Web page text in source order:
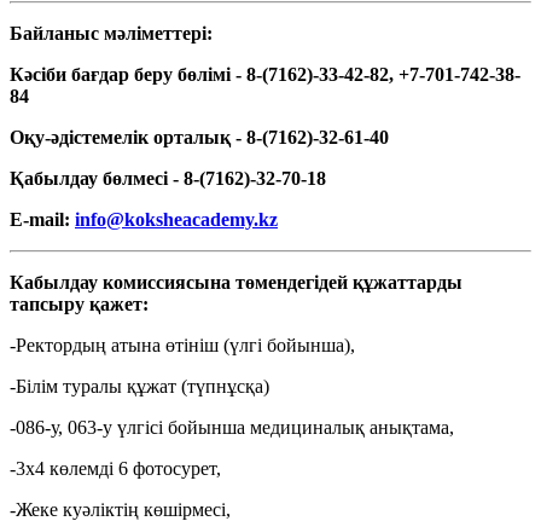
Байланыс мәліметтері:
Кәсіби бағдар беру бөлімі - 8-(7162)-33-42-82, +7-701-742-38-
84
Оқу-әдістемелік орталық - 8-(7162)-32-61-40
Қабылдау бөлмесі - 8-(7162)-32-70-18
E-mail: info@koksheacademy.kz
Кабылдау комиссиясына төмендегідей құжаттарды
тапсыру қажет:
-Ректордың атына өтініш (үлгі бойынша),
-Білім туралы құжат (түпнұсқа)
-086-у, 063-у үлгісі бойынша медициналық анықтама,
-3х4 көлемді 6 фотосурет,
-Жеке куәліктің көшірмесі,